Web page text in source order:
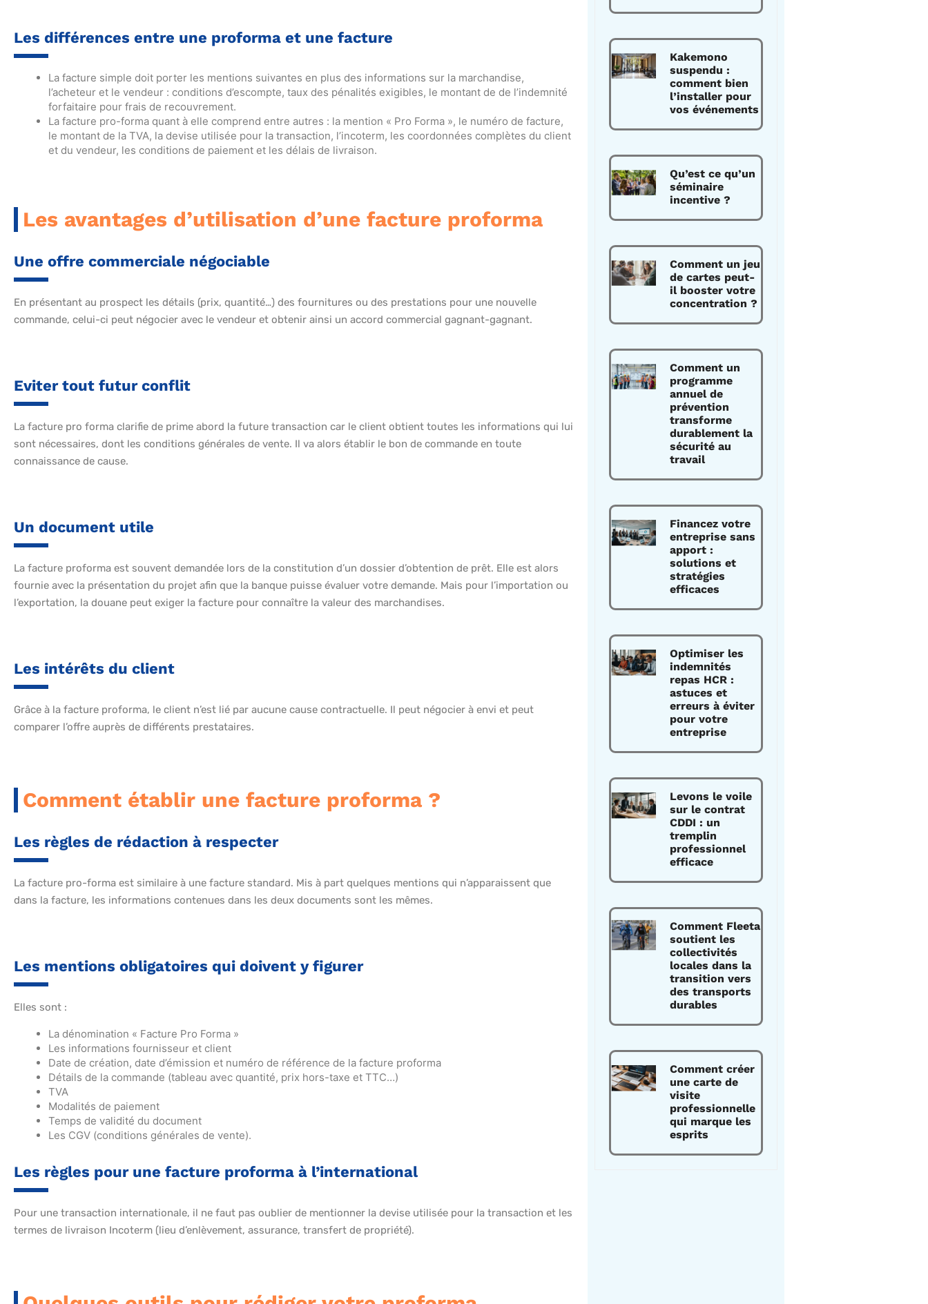
Les différences entre une proforma et une facture
La facture simple doit porter les mentions suivantes en plus des informations sur la marchandise,
l’acheteur et le vendeur : conditions d’escompte, taux des pénalités exigibles, le montant de de l’indemnité
forfaitaire pour frais de recouvrement.
La facture pro-forma quant à elle comprend entre autres : la mention « Pro Forma », le numéro de facture,
le montant de la TVA, la devise utilisée pour la transaction, l’incoterm, les coordonnées complètes du client
et du vendeur, les conditions de paiement et les délais de livraison.
Les avantages d’utilisation d’une facture proforma
Une offre commerciale négociable
En présentant au prospect les détails (prix, quantité…) des fournitures ou des prestations pour une nouvelle
commande, celui-ci peut négocier avec le vendeur et obtenir ainsi un accord commercial gagnant-gagnant.
Eviter tout futur conflit
La facture pro forma clarifie de prime abord la future transaction car le client obtient toutes les informations qui lui
sont nécessaires, dont les conditions générales de vente. Il va alors établir le bon de commande en toute
connaissance de cause.
Un document utile
La facture proforma est souvent demandée lors de la constitution d’un dossier d’obtention de prêt. Elle est alors
fournie avec la présentation du projet afin que la banque puisse évaluer votre demande. Mais pour l’importation ou
l’exportation, la douane peut exiger la facture pour connaître la valeur des marchandises.
Les intérêts du client
Grâce à la facture proforma, le client n’est lié par aucune cause contractuelle. Il peut négocier à envi et peut
comparer l’offre auprès de différents prestataires.
Comment établir une facture proforma ?
Les règles de rédaction à respecter
La facture pro-forma est similaire à une facture standard. Mis à part quelques mentions qui n’apparaissent que
dans la facture, les informations contenues dans les deux documents sont les mêmes.
Les mentions obligatoires qui doivent y figurer
Elles sont :
La dénomination « Facture Pro Forma »
Les informations fournisseur et client
Date de création, date d’émission et numéro de référence de la facture proforma
Détails de la commande (tableau avec quantité, prix hors-taxe et TTC…)
TVA
Modalités de paiement
Temps de validité du document
Les CGV (conditions générales de vente).
Les règles pour une facture proforma à l’international
Pour une transaction internationale, il ne faut pas oublier de mentionner la devise utilisée pour la transaction et les
termes de livraison Incoterm (lieu d’enlèvement, assurance, transfert de propriété).
Kakemono
suspendu :
comment bien
l’installer pour
vos événements
Qu’est ce qu’un
séminaire
incentive ?
Comment un jeu
de cartes peut-
il booster votre
concentration ?
Comment un
programme
annuel de
prévention
transforme
durablement la
sécurité au
travail
Financez votre
entreprise sans
apport :
solutions et
stratégies
efficaces
Optimiser les
indemnités
repas HCR :
astuces et
erreurs à éviter
pour votre
entreprise
Levons le voile
sur le contrat
CDDI : un
tremplin
professionnel
efficace
Comment Fleeta
soutient les
collectivités
locales dans la
transition vers
des transports
durables
Comment créer
une carte de
visite
professionnelle
qui marque les
esprits